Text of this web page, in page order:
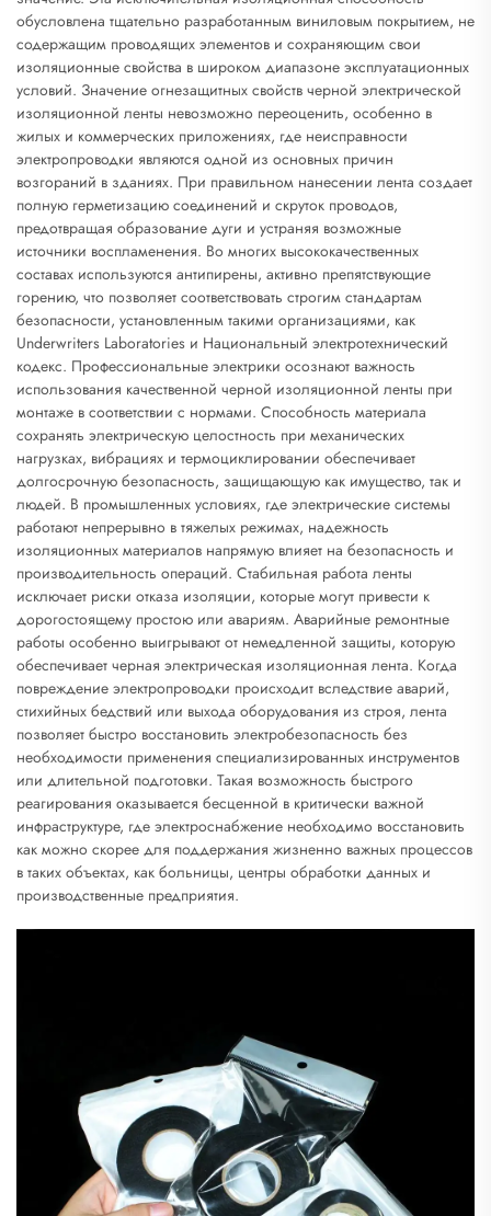
обусловлена тщательно разработанным виниловым покрытием, не
содержащим проводящих элементов и сохраняющим свои
изоляционные свойства в широком диапазоне эксплуатационных
условий. Значение огнезащитных свойств черной электрической
изоляционной ленты невозможно переоценить, особенно в
жилых и коммерческих приложениях, где неисправности
электропроводки являются одной из основных причин
возгораний в зданиях. При правильном нанесении лента создает
полную герметизацию соединений и скруток проводов,
предотвращая образование дуги и устраняя возможные
источники воспламенения. Во многих высококачественных
составах используются антипирены, активно препятствующие
горению, что позволяет соответствовать строгим стандартам
безопасности, установленным такими организациями, как
Underwriters Laboratories и Национальный электротехнический
кодекс. Профессиональные электрики осознают важность
использования качественной черной изоляционной ленты при
монтаже в соответствии с нормами. Способность материала
сохранять электрическую целостность при механических
нагрузках, вибрациях и термоциклировании обеспечивает
долгосрочную безопасность, защищающую как имущество, так и
людей. В промышленных условиях, где электрические системы
работают непрерывно в тяжелых режимах, надежность
изоляционных материалов напрямую влияет на безопасность и
производительность операций. Стабильная работа ленты
исключает риски отказа изоляции, которые могут привести к
дорогостоящему простою или авариям. Аварийные ремонтные
работы особенно выигрывают от немедленной защиты, которую
обеспечивает черная электрическая изоляционная лента. Когда
повреждение электропроводки происходит вследствие аварий,
стихийных бедствий или выхода оборудования из строя, лента
позволяет быстро восстановить электробезопасность без
необходимости применения специализированных инструментов
или длительной подготовки. Такая возможность быстрого
реагирования оказывается бесценной в критически важной
инфраструктуре, где электроснабжение необходимо восстановить
как можно скорее для поддержания жизненно важных процессов
в таких объектах, как больницы, центры обработки данных и
производственные предприятия.